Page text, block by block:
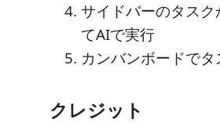
サイドバーのタス
てAIで実行
カンバンボードで
クレジット